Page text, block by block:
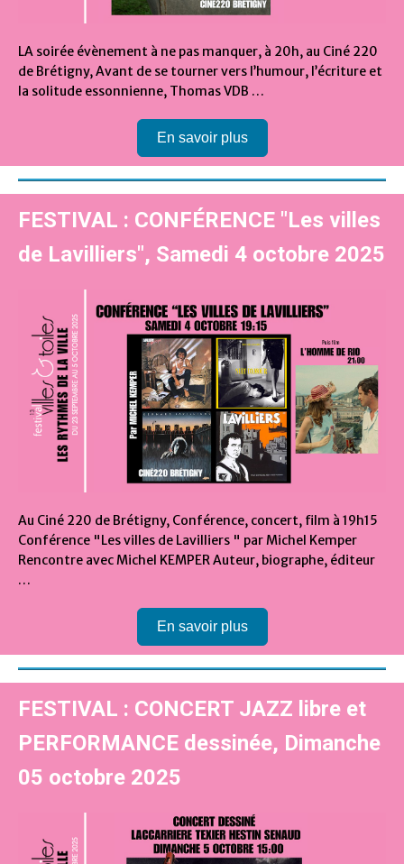
LA soirée évènement à ne pas manquer, à 20h, au Ciné 220
de Brétigny, Avant de se tourner vers l’humour, l’écriture et
la solitude essonnienne, Thomas VDB …
En savoir plus
FESTIVAL : CONFÉRENCE "Les villes
de Lavilliers", Samedi 4 octobre 2025
Au Ciné 220 de Brétigny, Conférence, concert, film à 19h15
Conférence "Les villes de Lavilliers " par Michel Kemper
Rencontre avec Michel KEMPER Auteur, biographe, éditeur
…
En savoir plus
FESTIVAL : CONCERT JAZZ libre et
PERFORMANCE dessinée, Dimanche
05 octobre 2025